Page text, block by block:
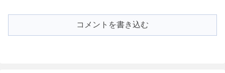
コメントを書き込む